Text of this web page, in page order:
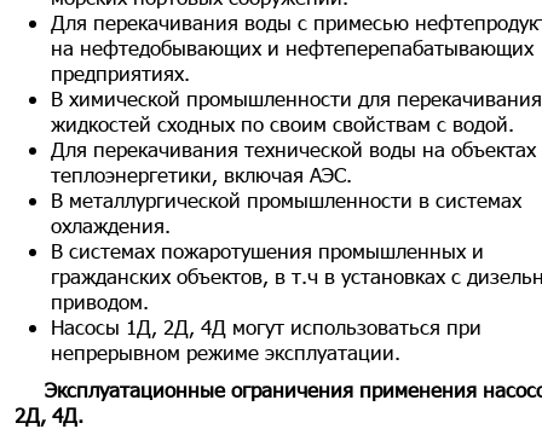
Для перекачивания воды с примесью
на нефтедобывающих и нефтеперепабатывающих
предприятиях.
В химической промышленности для перекачивания
жидкостей сходных по своим свойствам с водой.
Для перекачивания технической воды на объектах
теплоэнергетики, включая АЭС.
В металлургической промышленности в системах
охлаждения.
В системах пожаротушения промышленных и
гражданских объектов, в т.ч в установках с
приводом.
Насосы 1Д, 2Д, 4Д могут использоваться при
непрерывном режиме эксплуатации.
Эксплуатационные ограничения применения
2Д, 4Д.